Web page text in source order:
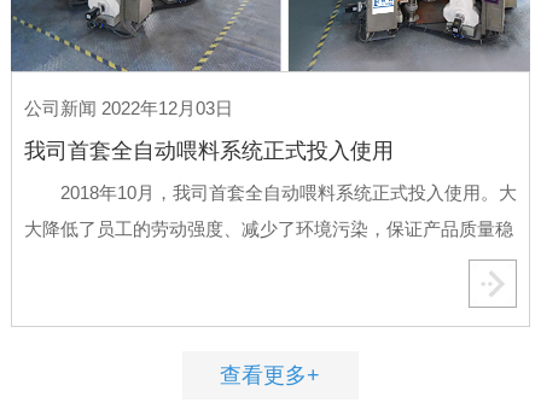
公司新闻 2022年12月03日
我司首套全自动喂料系统正式投入使用
2018年10月，我司首套全自动喂料系统正式投入使用。大
大降低了员工的劳动强度、减少了环境污染，保证产品质量稳
定性，富嵩竭尽全力为广大客户提供产品和技术服务。 ...
查看更多+